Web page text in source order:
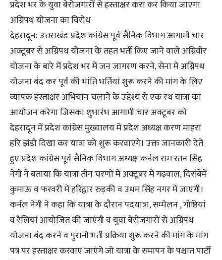
प्रदेश भर के युवा बेरोजगारों से हस्ताक्षर करा कर किया जाएगा
अग्निपथ योजना का विरोध
देहरादून: उत्तराखंड प्रदेश कांग्रेस पूर्व सैनिक विभाग आगामी चार
अक्टूबर से अग्निपथ योजना के तहत भर्ती किए जाने वाले अग्निवीर
योजना के बारे में प्रदेश भर में जन जागरण करने, सेना में अग्निपथ
योजना बंद कर पूर्व की भांति भर्तियां शुरू करने की मांग के लिए
व्यापक हस्ताक्षर अभियान चलाने के उद्देश्य से एक रथ यात्रा का
आयोजन करेगा जिसका शुभारंभ आगामी चार अक्टूबर को
देहरादून में प्रदेश कांग्रेस मुख्यालय में प्रदेश अध्यक्ष करण माहरा
हरि झंडी दिखा कर यात्रा को शुरू करवाएंगे। उक्त जानकारी देते
हुए प्रदेश कांग्रेस पूर्व सैनिक विभाग अध्यक्ष कर्नल राम रतन सिंह
नेगी ने बताया कि यात्रा तीन चरणों में अक्टूबर में गढ़वाल, दिसंबेमें
कुमाऊं व फरवरी में हरिद्वार रुड़की व उधम सिंह नगर में जाएगी।
कर्नल नेगी ने कहा कि यात्रा के दौरान पदयात्रा, सम्मेलन , गोष्ठियां
व रैलियां आयोजित की जाएंगी व युवा बेरोजगारों से अग्निपथ
योजना बंद करने व पुरानी भर्ती प्रक्रिया शुरू करने की मांग के मांग
पत्र पर हस्ताक्षर करवाए जाएंगे जो यात्रा के समापन के पश्चात पार्टी